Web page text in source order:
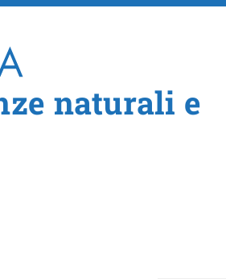
al contenuto principale
naturali e